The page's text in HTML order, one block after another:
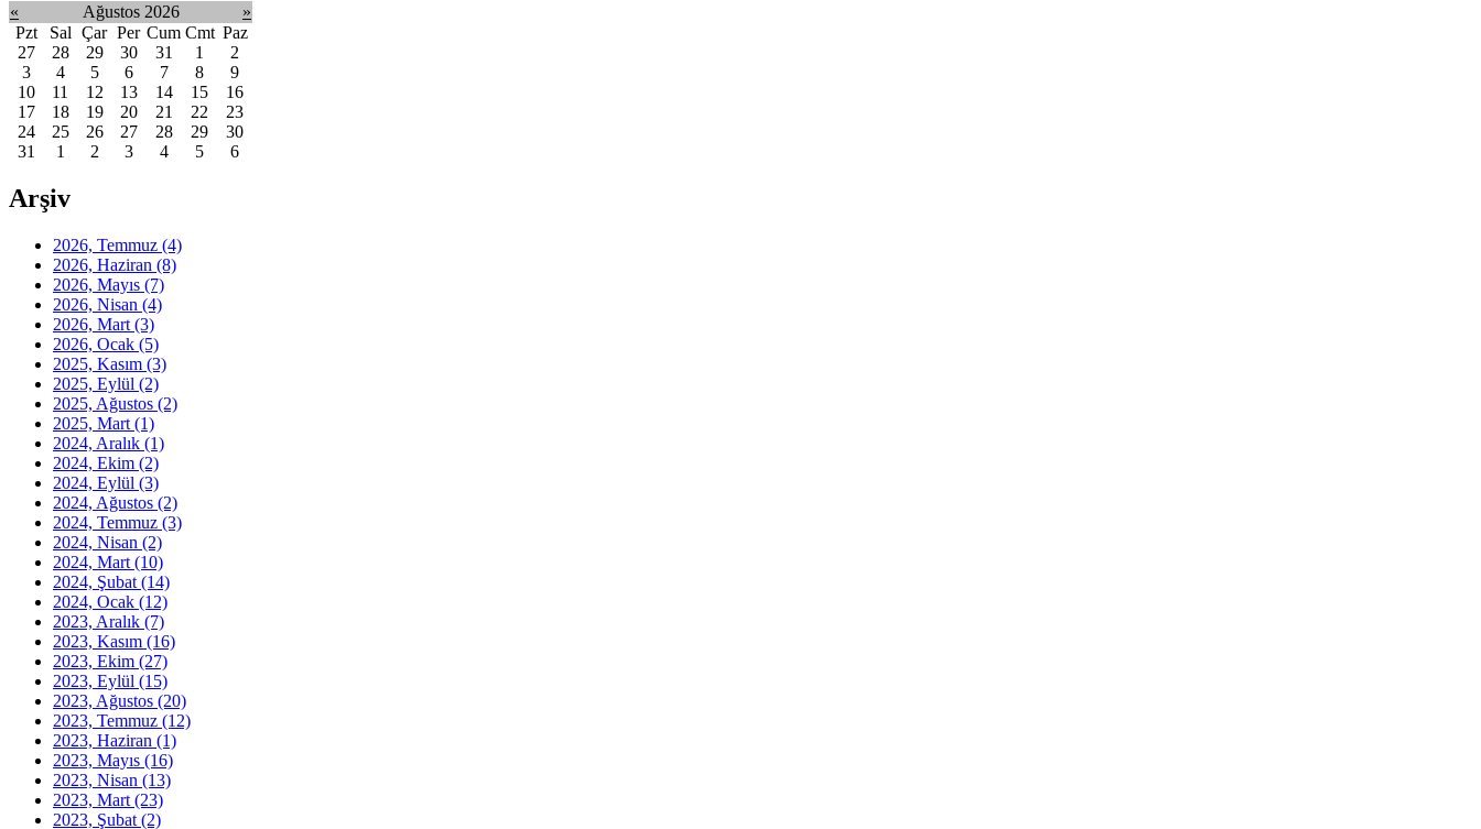
« Ağustos 2026
»
Pzt
Sal Çar Per Cum Cmt Paz
27
28 29 30 31 1
2
3
4 5 6 7 8
9
10
11 12 13 14 15
16
17
18 19 20 21 22
23
24
25 26 27 28 29
30
31
1 2 3 4 5 6
Arşiv
2026, Temmuz (4)
2026, Haziran (8)
2026, Mayıs (7)
2026, Nisan (4)
2026, Mart (3)
2026, Ocak (5)
2025, Kasım (3)
2025, Eylül (2)
2025, Ağustos (2)
2025, Mart (1)
2024, Aralık (1)
2024, Ekim (2)
2024, Eylül (3)
2024, Ağustos (2)
2024, Temmuz (3)
2024, Nisan (2)
2024, Mart (10)
2024, Şubat (14)
2024, Ocak (12)
2023, Aralık (7)
2023, Kasım (16)
2023, Ekim (27)
2023, Eylül (15)
2023, Ağustos (20)
2023, Temmuz (12)
2023, Haziran (1)
2023, Mayıs (16)
2023, Nisan (13)
2023, Mart (23)
2023, Şubat (2)